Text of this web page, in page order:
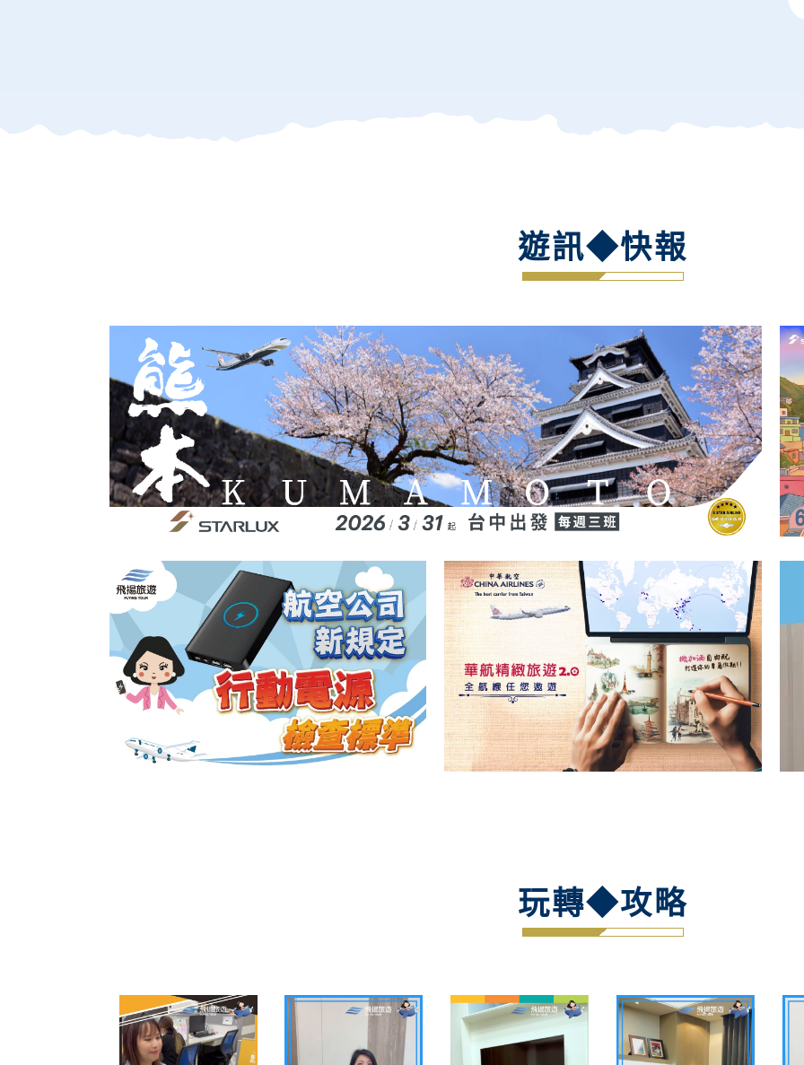
只走一站彩妝、烤肉吃到飽、貝殼
倉庫無限海鮮自助、超人氣海雲臺~
屋村韓
遊訊◆快報